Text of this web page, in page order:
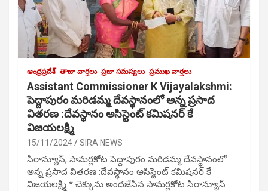
ఆంధ్రప్రదేశ్ తాజా వార్తలు ప్రజా సమస్యలు ప్రముఖ వార్తలు
Assistant Commissioner K Vijayalakshmi:
పెద్దాపురం మరిడమ్మ దేవస్థానంలో అన్న ప్రసాద
వితరణ :దేవస్థానం అసిస్టెంట్ కమిషనర్ కే
విజయలక్ష్మి
15/11/2024 SIRA NEWS
సిరాన్యూస్, సామర్లకోట పెద్దాపురం మరిడమ్మ దేవస్థానంలో
అన్న ప్రసాద వితరణ :దేవస్థానం అసిస్టెంట్ కమిషనర్ కే
విజయలక్ష్మి * చెక్కును అందజేసిన సామర్లకోట సిరాన్యూస్